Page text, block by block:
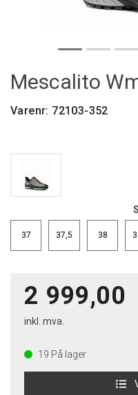
Mescalito
Varenr: 72103-352
37 37,5 38
2 999,00
inkl. mva.
19 På lager